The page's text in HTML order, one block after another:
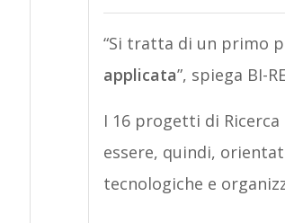
“Si tratta di un primo
applicata”, spiega BI-
I 16 progetti di
essere, quindi,
tecnologiche e